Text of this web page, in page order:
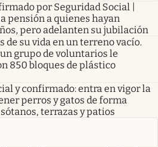
por Seguridad Social |
pensión a quienes hayan
pero adelanten su jubilación
de su vida en un terreno vacío.
grupo de voluntarios le
850 bloques de plástico
y confirmado: entra en vigor la
perros y gatos de forma
terrazas y patios